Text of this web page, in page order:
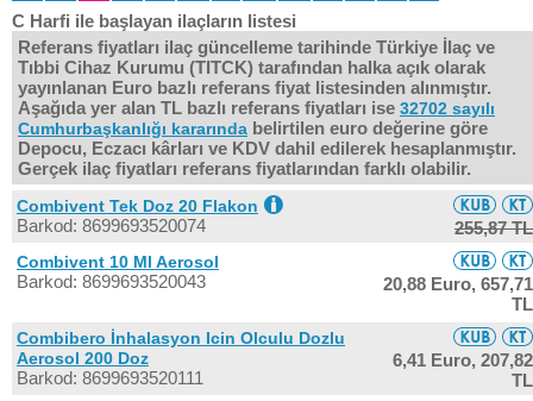
C Harfi ile başlayan ilaçların listesi
Referans fiyatları ilaç güncelleme tarihinde Türkiye İlaç ve
Tıbbi Cihaz Kurumu (TITCK) tarafından halka açık olarak
yayınlanan Euro bazlı referans fiyat listesinden alınmıştır.
Aşağıda yer alan TL bazlı referans fiyatları ise 32702 sayılı
Cumhurbaşkanlığı kararında belirtilen euro değerine göre
Depocu, Eczacı kârları ve KDV dahil edilerek hesaplanmıştır.
Gerçek ilaç fiyatları referans fiyatlarından farklı olabilir.
Combivent Tek Doz 20 Flakon
Barkod: 8699693520074 255,87 TL
Combivent 10 Ml Aerosol
Barkod: 8699693520043 20,88 Euro, 657,71
TL
Combibero İnhalasyon Icin Olculu Dozlu
Aerosol 200 Doz
Barkod: 8699693520111
6,41 Euro, 207,82
TL